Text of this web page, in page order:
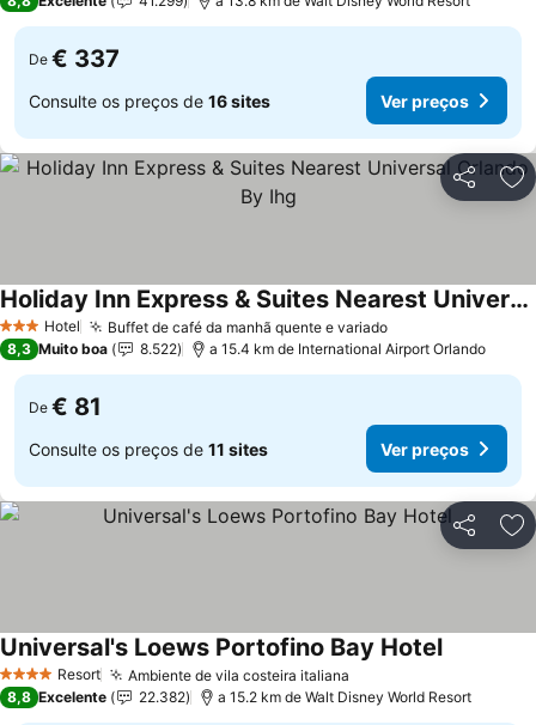
De € 337
Consulte os preços de 16 sites Ver preços
Partilhar
3 EstrelasHotel Buffet de café da manhã quente e variadoVer preços
Holiday Inn Express & Suites Nearest Universal Orlando By Ihg
Ver preços
8,3 Muito boa 8.522 a 15.4 km de International Airport Orlando
De € 81
Consulte os preços de 11 sites Ver preços
Partilhar
4 EstrelasResort Ambiente de vila costeira italiana
Universal's Loews Portofino Bay HotelVer
8,8 Excelente 22.382 a 15.2 km de Walt Disney World Resort